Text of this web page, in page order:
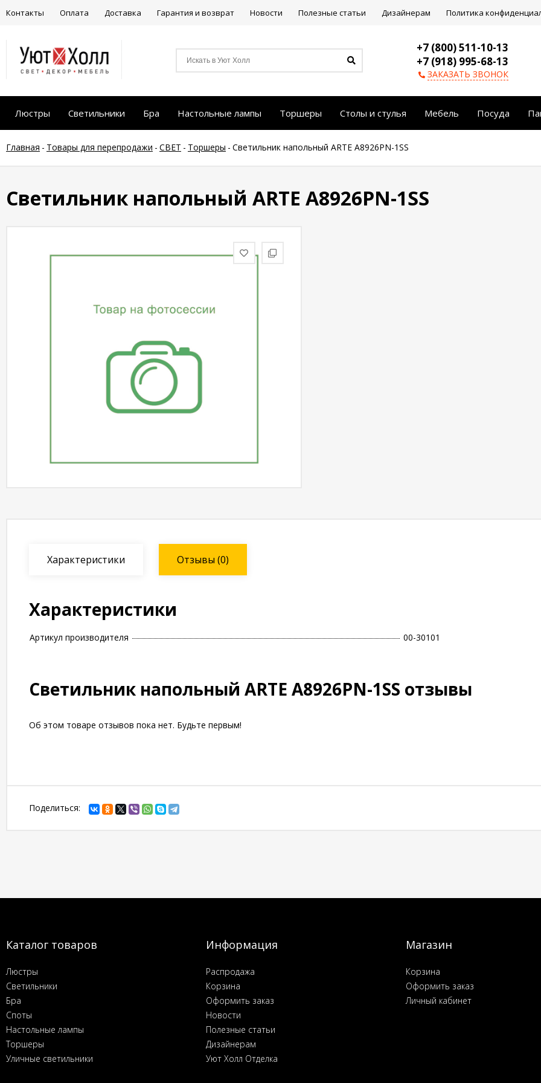
Контакты Оплата Доставка Гарантия и возврат Новости Полезные статьи Дизайнерам Политика
+7 (800) 511-10-13
+7 (918) 995-68-13
ЗАКАЗАТЬ ЗВОНОК
Люстры Светильники Бра Настольные лампы Торшеры Столы и стулья Мебель Посуда
Главная - Товары для перепродажи - СВЕТ - Торшеры - Светильник напольный ARTE A8926PN-1SS
Светильник напольный ARTE A8926PN-1SS
Характеристики Отзывы (0)
Характеристики
Артикул производителя 00-30101
Светильник напольный ARTE A8926PN-1SS отзывы
Об этом товаре отзывов пока нет. Будьте первым!
Поделиться:
Каталог товаров
Люстры
Светильники
Бра
Споты
Настольные лампы
Торшеры
Уличные светильники
Информация
Распродажа
Корзина
Оформить заказ
Новости
Полезные статьи
Дизайнерам
Уют Холл Отделка
Магазин
Корзина
Оформить заказ
Личный кабинет